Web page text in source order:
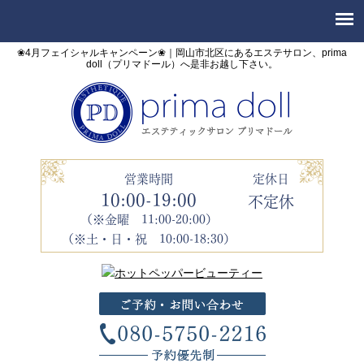
❀4月フェイシャルキャンペーン❀｜岡山市北区にあるエステサロン、prima
doll（プリマドール）へ是非お越し下さい。
営業時間
10:00-19:00
（※金曜 11:00-20:00）
（※土・日・祝 10:00-18:30）
定休日
不定休